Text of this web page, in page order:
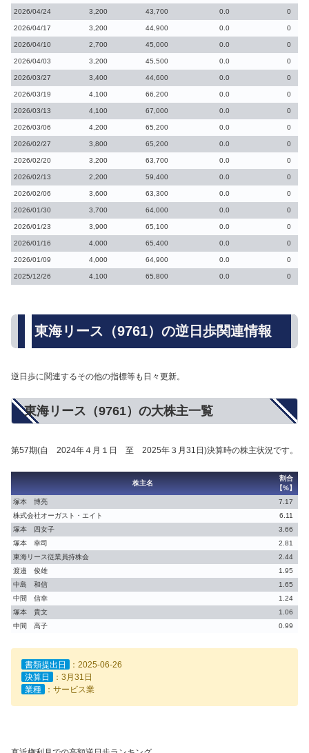
2026/04/24 3,200 43,700 0.0 0
2026/04/17 3,200 44,900 0.0 0
2026/04/10 2,700 45,000 0.0 0
2026/04/03 3,200 45,500 0.0 0
2026/03/27 3,400 44,600 0.0 0
2026/03/19 4,100 66,200 0.0 0
2026/03/13 4,100 67,000 0.0 0
2026/03/06 4,200 65,200 0.0 0
2026/02/27 3,800 65,200 0.0 0
2026/02/20 3,200 63,700 0.0 0
2026/02/13 2,200 59,400 0.0 0
2026/02/06 3,600 63,300 0.0 0
2026/01/30 3,700 64,000 0.0 0
2026/01/23 3,900 65,100 0.0 0
2026/01/16 4,000 65,400 0.0 0
2026/01/09 4,000 64,900 0.0 0
2025/12/26 4,100 65,800 0.0 0
東海リース（9761）の逆日歩関連情報
逆日歩に関連するその他の指標等も日々更新。
東海リース（9761）の大株主一覧
第57期(自 2024年４月１日 至 2025年３月31日)決算時の株主状況です。
株主名
割合
【%】
塚本 博亮
7.17
株式会社オーガスト・エイト
6.11
塚本 四女子
3.66
塚本 幸司
2.81
東海リース従業員持株会
2.44
渡邉 俊雄
1.95
中島 和信
1.65
中間 信幸
1.24
塚本 貴文
1.06
中間 高子
0.99
書類提出日
：2025-06-26
決算日
：3月31日
業種
：サービス業